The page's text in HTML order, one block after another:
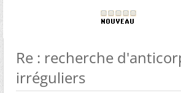
Re : recherche
irréguliers